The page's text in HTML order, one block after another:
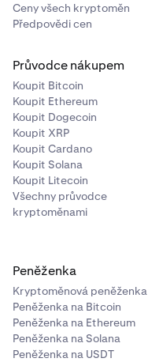
Ceny všech kryptoměn
Předpovědi cen
Průvodce nákupem
Koupit Bitcoin
Koupit Ethereum
Koupit Dogecoin
Koupit XRP
Koupit Cardano
Koupit Solana
Koupit Litecoin
Všechny průvodce
kryptoměnami
Peněženka
Kryptoměnová peněženka
Peněženka na Bitcoin
Peněženka na Ethereum
Peněženka na Solana
Peněženka na USDT